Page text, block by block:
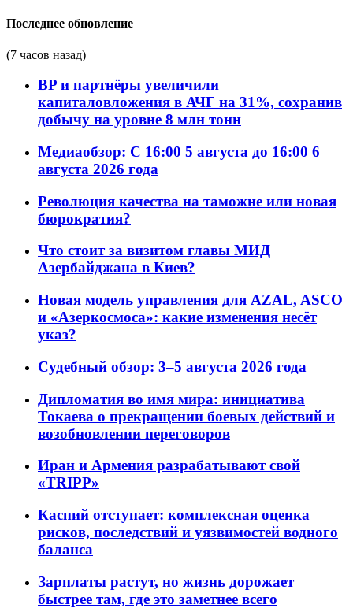
Последнее обновление
(7 часов назад)
BP и партнёры увеличили
капиталовложения в АЧГ на 31%, сохранив
добычу на уровне 8 млн тонн
Медиаобзор: С 16:00 5 августа до 16:00 6
августа 2026 года
Революция качества на таможне или новая
бюрократия?
Что стоит за визитом главы МИД
Азербайджана в Киев?
Новая модель управления для AZAL, ASCO
и «Азеркосмоса»: какие изменения несёт
указ?
Судебный обзор: 3–5 августа 2026 года
Дипломатия во имя мира: инициатива
Токаева о прекращении боевых действий и
возобновлении переговоров
Иран и Армения разрабатывают свой
«TRIPP»
Каспий отступает: комплексная оценка
рисков, последствий и уязвимостей водного
баланса
Зарплаты растут, но жизнь дорожает
быстрее там, где это заметнее всего